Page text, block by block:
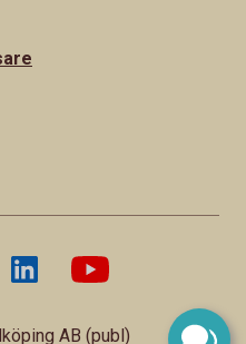
AB (publ)